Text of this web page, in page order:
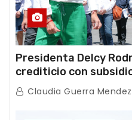
Presidenta Delcy
crediticio con
con Juntas de
Claudia Guerra Mendez